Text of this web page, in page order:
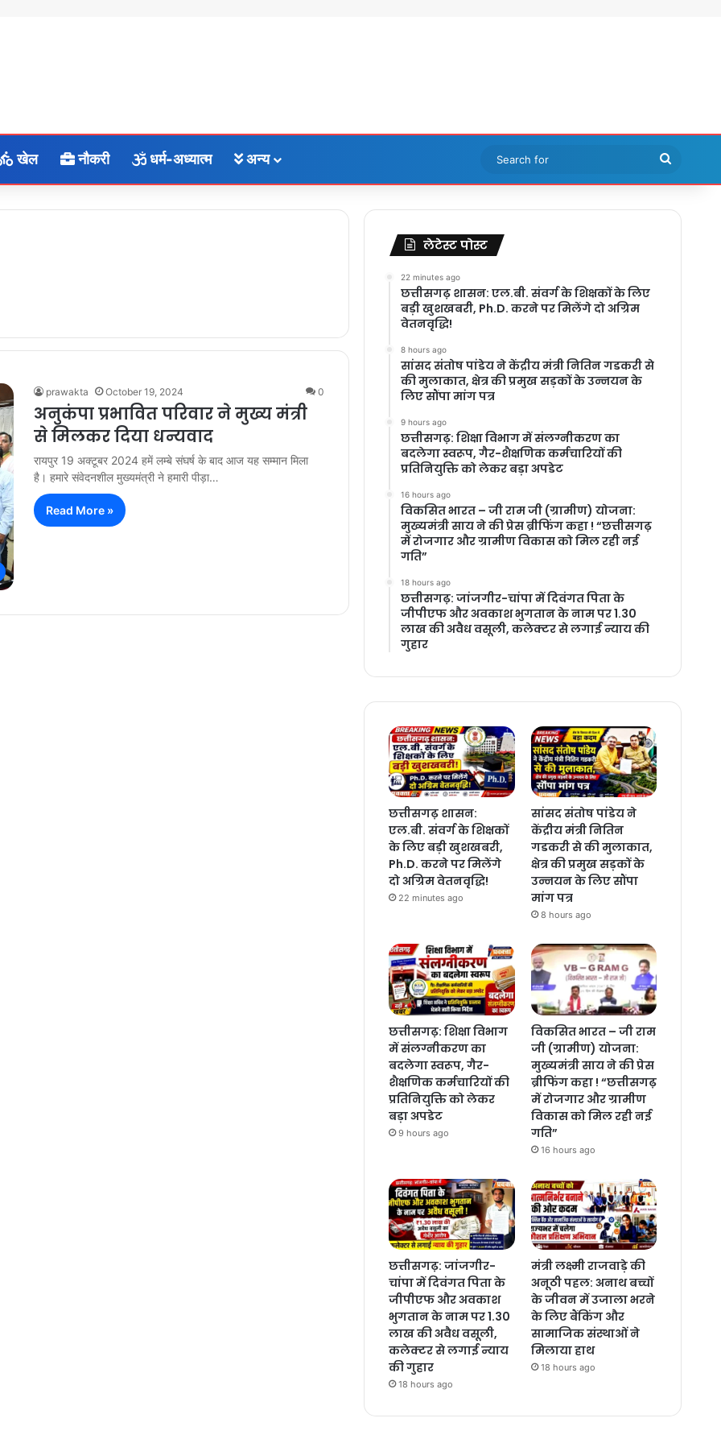
खेल नौकरी धर्म-अध्यात्म अन्य
Search
for
prawakta October 19, 2024 0
अनुकंपा प्रभावित परिवार ने मुख्य मंत्री
से मिलकर दिया धन्यवाद
रायपुर 19 अक्टूबर 2024 हमें लम्बे संघर्ष के बाद आज यह सम्मान मिला
है। हमारे संवेदनशील मुख्यमंत्री ने हमारी पीड़ा…
Read More »
लेटेस्ट पोस्ट
22 minutes ago
छत्तीसगढ़ शासन: एल.बी. संवर्ग के शिक्षकों के लिए
बड़ी खुशखबरी, Ph.D. करने पर मिलेंगे दो अग्रिम
वेतनवृद्धि!
8 hours ago
सांसद संतोष पांडेय ने केंद्रीय मंत्री नितिन गडकरी से
की मुलाकात, क्षेत्र की प्रमुख सड़कों के उन्नयन के
लिए सौंपा मांग पत्र
9 hours ago
छत्तीसगढ़: शिक्षा विभाग में संलग्नीकरण का
बदलेगा स्वरूप, गैर-शैक्षणिक कर्मचारियों की
प्रतिनियुक्ति को लेकर बड़ा अपडेट
16 hours ago
विकसित भारत – जी राम जी (ग्रामीण) योजना:
मुख्यमंत्री साय ने की प्रेस ब्रीफिंग कहा ! “छत्तीसगढ़
में रोजगार और ग्रामीण विकास को मिल रही नई
गति”
18 hours ago
छत्तीसगढ़: जांजगीर-चांपा में दिवंगत पिता के
जीपीएफ और अवकाश भुगतान के नाम पर 1.30
लाख की अवैध वसूली, कलेक्टर से लगाई न्याय की
गुहार
छत्तीसगढ़ शासन:
एल.बी. संवर्ग के शिक्षकों
के लिए बड़ी खुशखबरी,
Ph.D. करने पर मिलेंगे
दो अग्रिम वेतनवृद्धि!
22 minutes ago
सांसद संतोष पांडेय ने
केंद्रीय मंत्री नितिन
गडकरी से की मुलाकात,
क्षेत्र की प्रमुख सड़कों के
उन्नयन के लिए सौंपा
मांग पत्र
8 hours ago
छत्तीसगढ़: शिक्षा विभाग
में संलग्नीकरण का
बदलेगा स्वरूप, गैर-
शैक्षणिक कर्मचारियों की
प्रतिनियुक्ति को लेकर
बड़ा अपडेट
9 hours ago
विकसित भारत – जी राम
जी (ग्रामीण) योजना:
मुख्यमंत्री साय ने की प्रेस
ब्रीफिंग कहा ! “छत्तीसगढ़
में रोजगार और ग्रामीण
विकास को मिल रही नई
गति”
16 hours ago
छत्तीसगढ़: जांजगीर-
चांपा में दिवंगत पिता के
जीपीएफ और अवकाश
भुगतान के नाम पर 1.30
लाख की अवैध वसूली,
कलेक्टर से लगाई न्याय
की गुहार
18 hours ago
मंत्री लक्ष्मी राजवाड़े की
अनूठी पहल: अनाथ बच्चों
के जीवन में उजाला भरने
के लिए बैंकिंग और
सामाजिक संस्थाओं ने
मिलाया हाथ
18 hours ago